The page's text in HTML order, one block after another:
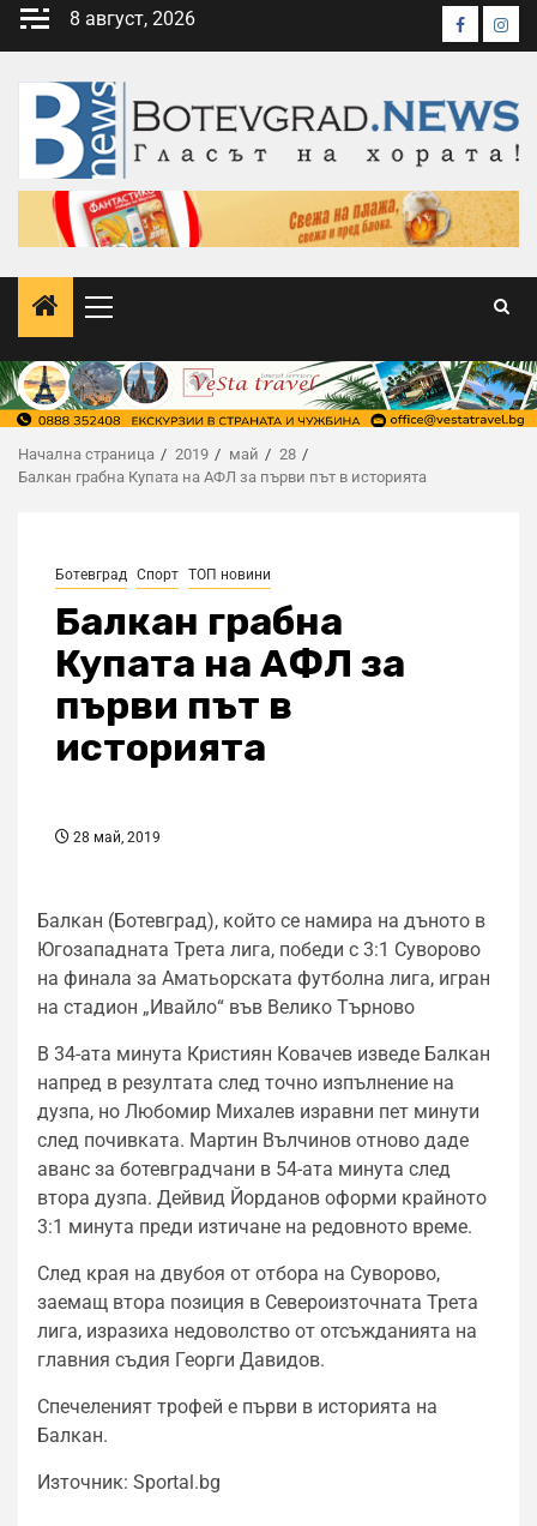
8 август, 2026
Начална страница 2019 май
28
Балкан грабна Купата на АФЛ за първи път в историята
Ботевград Спорт ТОП новини
Балкан грабна
Купата на АФЛ за
първи път в
историята
28 май, 2019
Балкан (Ботевград), който се намира на дъното в
Югозападната Трета лига, победи с 3:1 Суворово
на финала за Аматьорската футболна лига, игран
на стадион „Ивайло“ във Велико Търново
В 34-ата минута Кристиян Ковачев изведе Балкан
напред в резултата след точно изпълнение на
дузпа, но Любомир Михалев изравни пет минути
след почивката. Мартин Вълчинов отново даде
аванс за ботевградчани в 54-ата минута след
втора дузпа. Дейвид Йорданов оформи крайното
3:1 минута преди изтичане на редовното време.
След края на двубоя от отбора на Суворово,
заемащ втора позиция в Североизточната Трета
лига, изразиха недоволство от отсъжданията на
главния съдия Георги Давидов.
Спечеленият трофей е първи в историята на
Балкан.
Източник: Sportal.bg